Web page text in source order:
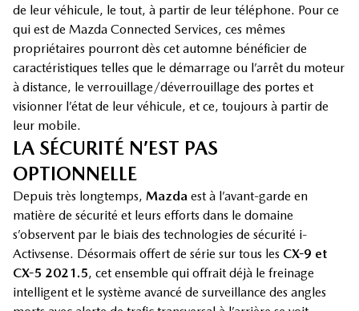
de leur véhicule, le tout, à partir de leur téléphone. Pour ce
qui est de Mazda Connected Services, ces mêmes
propriétaires pourront dès cet automne bénéficier de
caractéristiques telles que le démarrage ou l’arrêt du moteur
à distance, le verrouillage/déverrouillage des portes et
visionner l’état de leur véhicule, et ce, toujours à partir de
leur mobile.
LA SÉCURITÉ N’EST PAS
OPTIONNELLE
Depuis très longtemps, Mazda est à l’avant-garde en
matière de sécurité et leurs efforts dans le domaine
s’observent par le biais des technologies de sécurité i-
Activsense. Désormais offert de série sur tous les CX-9 et
CX-5 2021.5, cet ensemble qui offrait déjà le freinage
intelligent et le système avancé de surveillance des angles